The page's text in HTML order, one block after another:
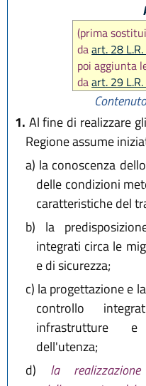
(prima
daart. 28
poi aggiunta
daart. 29
1. Al fine di realizzare
Regione assume
a) la conoscenza
delle condizioni
caratteristiche del
b) la
integrati circa le
e di sicurezza;
c) la progettazione e
controllo
infrastrutture
dell'utenza;
d)
la